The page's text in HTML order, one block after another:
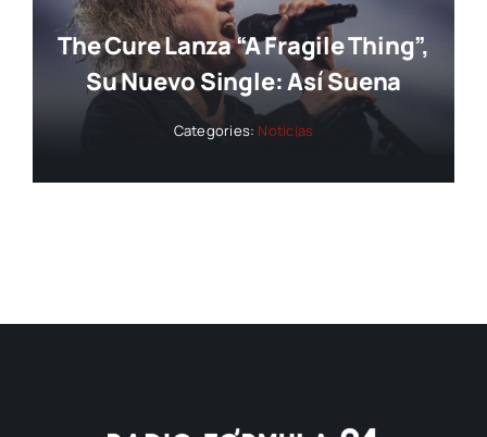
The Cure Lanza “A Fragile Thing”,
Su Nuevo Single: Así Suena
Categories: Noticias